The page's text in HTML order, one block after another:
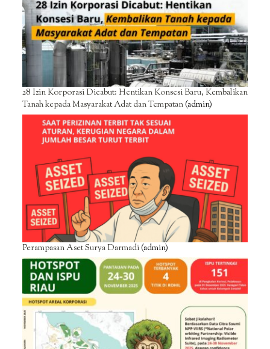
28 Izin Korporasi Dicabut: Hentikan Konsesi Baru, Kembalikan
Tanah kepada Masyarakat Adat dan Tempatan(admin)
Perampasan Aset Surya Darmadi(admin)